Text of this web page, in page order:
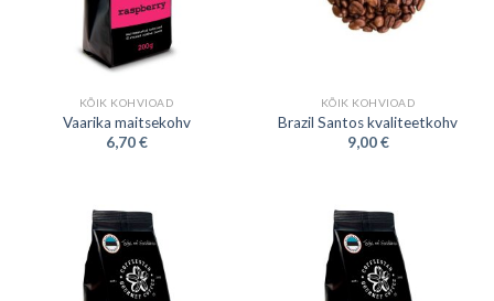
KÕIK KOHVIOAD
Vaarika maitsekohv
6,70€
KÕIK KOHVIOAD
Brazil Santos kvaliteetkohv
9,00€